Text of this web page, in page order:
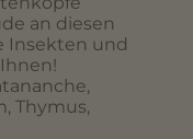
an diesen
Insekten und
Thymus,